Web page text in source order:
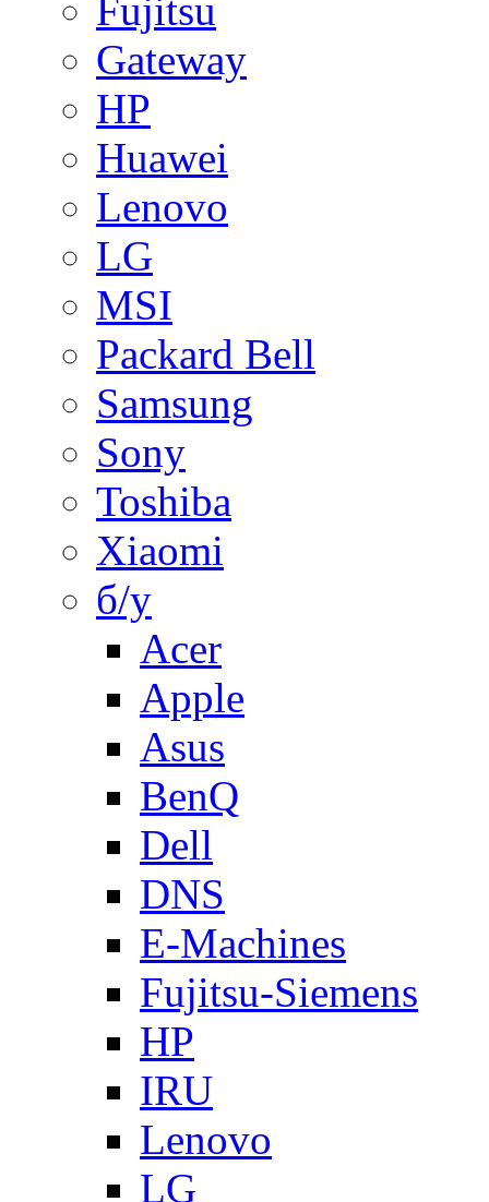
Fujitsu
Gateway
HP
Huawei
Lenovo
LG
MSI
Packard Bell
Samsung
Sony
Toshiba
Xiaomi
б/у
Acer
Apple
Asus
BenQ
Dell
DNS
E-Machines
Fujitsu-Siemens
HP
IRU
Lenovo
LG